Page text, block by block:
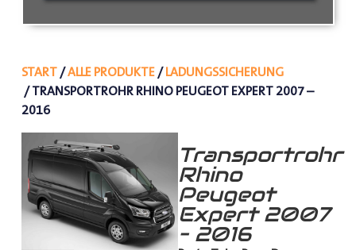
START/ALLE PRODUKTE/LADUNGSSICHERUNG
/ TRANSPORTROHR RHINO PEUGEOT EXPERT 2007 –
2016
Transportrohr
Rhino
Peugeot
Expert 2007
– 2016